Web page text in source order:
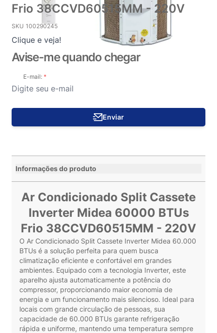
Frio 38CCVD60515MM - 220V
SKU 100290245
Clique e veja!
Avise-me quando chegar
E-mail:
Enviar
Informações do produto
Ar Condicionado Split Cassete
Inverter Midea 60000 BTUs
Frio 38CCVD60515MM - 220V
O Ar Condicionado Split Cassete Inverter Midea 60.000
BTUs é a solução perfeita para quem busca
climatização eficiente e confortável em grandes
ambientes. Equipado com a tecnologia Inverter, este
aparelho ajusta automaticamente a potência do
compressor, proporcionando maior economia de
energia e um funcionamento mais silencioso. Ideal para
locais com grande circulação de pessoas, sua
capacidade de 60.000 BTUs garante refrigeração
rápida e uniforme, mantendo uma temperatura sempre